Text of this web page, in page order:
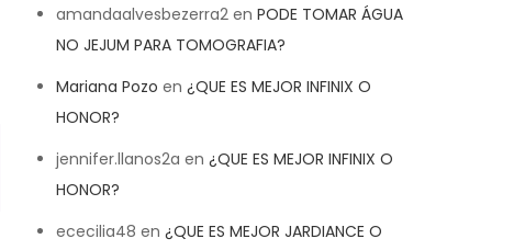
amandaalvesbezerra2 en PODE TOMAR ÁGUA
NO JEJUM PARA TOMOGRAFIA?
Mariana Pozo en ¿QUE ES MEJOR INFINIX O
HONOR?
jennifer.llanos2a en ¿QUE ES MEJOR INFINIX O
HONOR?
ececilia48 en ¿QUE ES MEJOR JARDIANCE O